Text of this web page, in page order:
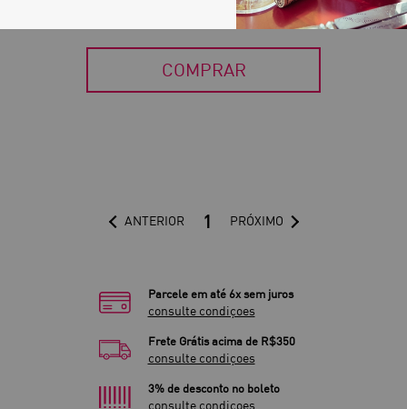
R$ 149,50
COMPRAR
ANTERIOR 1 PRÓXIMO
Parcele em até 6x sem juros
consulte condiçoes
Frete Grátis acima de R$350
consulte condiçoes
3% de desconto no boleto
consulte condiçoes